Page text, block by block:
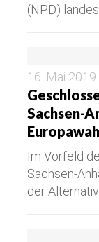
(NPD)
16. Mai 2019
Sachsen-
Im Vorfeld
Sachsen-
der